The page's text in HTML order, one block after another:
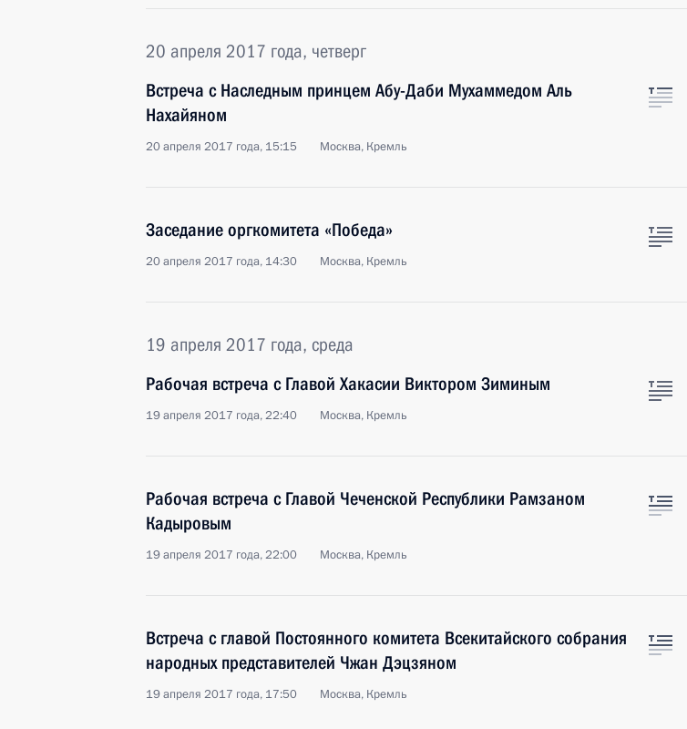
20 апреля 2017 года, четверг
Встреча с Наследным принцем Абу-Даби Мухаммедом Аль
Нахайяном
20 апреля 2017 года, 15:15 Москва, Кремль
Заседание оргкомитета «Победа»
20 апреля 2017 года, 14:30 Москва, Кремль
19 апреля 2017 года, среда
Рабочая встреча с Главой Хакасии Виктором Зиминым
19 апреля 2017 года, 22:40 Москва, Кремль
Рабочая встреча с Главой Чеченской Республики Рамзаном
Кадыровым
19 апреля 2017 года, 22:00 Москва, Кремль
Встреча с главой Постоянного комитета Всекитайского собрания
народных представителей Чжан Дэцзяном
19 апреля 2017 года, 17:50 Москва, Кремль